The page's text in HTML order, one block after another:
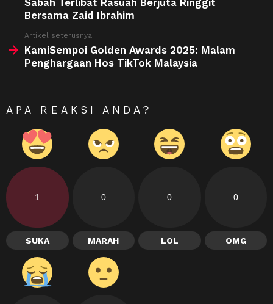
Bersama Zaid Ibrahim
Artikel seterusnya
KamiSempoi Golden Awards 2025: Malam
Penghargaan Hos TikTok Malaysia
APA REAKSI ANDA?
1
SUKA
0
MARAH
0
LOL
0
OMG